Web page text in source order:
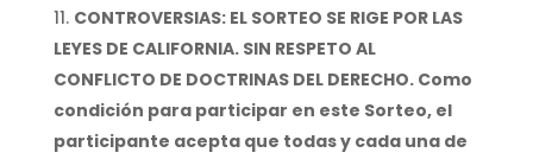
CONTROVERSIAS: EL SORTEO SE RIGE POR LAS
LEYES DE CALIFORNIA. SIN RESPETO AL
CONFLICTO DE DOCTRINAS DEL DERECHO. Como
condición para participar en este Sorteo, el
participante acepta que todas y cada una de